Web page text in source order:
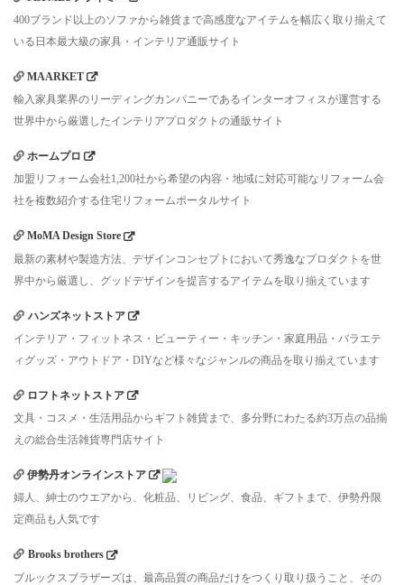
400ブランド以上のソファから雑貨まで高感度なアイテムを幅広く取り揃えて
いる日本最大級の家具・インテリア通販サイト
MAARKET
輸入家具業界のリーディングカンパニーであるインターオフィスが運営する
世界中から厳選したインテリアプロダクトの通販サイト
ホームプロ
加盟リフォーム会社1,200社から希望の内容・地域に対応可能なリフォーム会
社を複数紹介する住宅リフォームポータルサイト
MoMA Design Store
最新の素材や製造方法、デザインコンセプトにおいて秀逸なプロダクトを世
界中から厳選し、グッドデザインを提言するアイテムを取り揃えています
ハンズネットストア
インテリア・フィットネス・ビューティー・キッチン・家庭用品・バラエテ
ィグッズ・アウトドア・DIYなど様々なジャンルの商品を取り揃えています
ロフトネットストア
文具・コスメ・生活用品からギフト雑貨まで、多分野にわたる約3万点の品揃
えの総合生活雑貨専門店サイト
伊勢丹オンラインストア
婦人、紳士のウエアから、化粧品、リビング、食品、ギフトまで、伊勢丹限
定商品も人気です
Brooks brothers
ブルックスブラザーズは、最高品質の商品だけをつくり取り扱うこと、その